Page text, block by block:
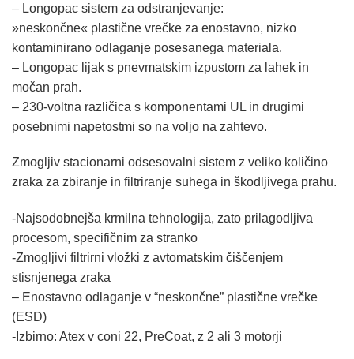
– Longopac sistem za odstranjevanje:
»neskončne« plastične vrečke za enostavno, nizko
kontaminirano odlaganje posesanega materiala.
– Longopac lijak s pnevmatskim izpustom za lahek in
močan prah.
– 230-voltna različica s komponentami UL in drugimi
posebnimi napetostmi so na voljo na zahtevo.
Zmogljiv stacionarni odsesovalni sistem z veliko količino
zraka za zbiranje in filtriranje suhega in škodljivega prahu.
-Najsodobnejša krmilna tehnologija, zato prilagodljiva
procesom, specifičnim za stranko
-Zmogljivi filtrirni vložki z avtomatskim čiščenjem
stisnjenega zraka
– Enostavno odlaganje v “neskončne” plastične vrečke
(ESD)
-Izbirno: Atex v coni 22, PreCoat, z 2 ali 3 motorji